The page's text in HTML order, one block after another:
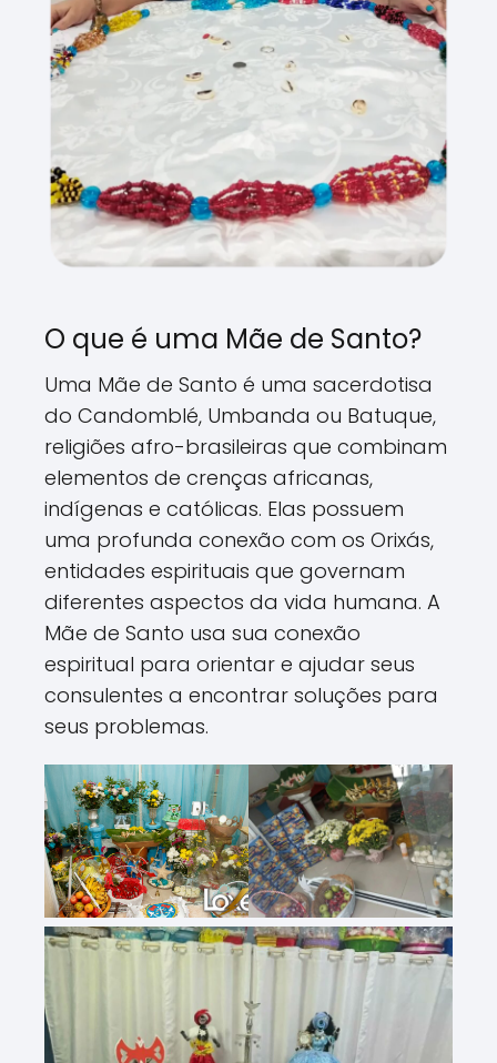
O que é uma Mãe de Santo?
Uma Mãe de Santo é uma sacerdotisa
do Candomblé, Umbanda ou Batuque,
religiões afro-brasileiras que combinam
elementos de crenças africanas,
indígenas e católicas. Elas possuem
uma profunda conexão com os Orixás,
entidades espirituais que governam
diferentes aspectos da vida humana. A
Mãe de Santo usa sua conexão
espiritual para orientar e ajudar seus
consulentes a encontrar soluções para
seus problemas.